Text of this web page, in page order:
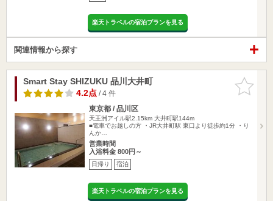
楽天トラベルの宿泊プランを見る
関連情報から探す
お気に入
りに追加
Smart Stay SHIZUKU 品川大井町
4.2点/ 4 件
東京都 / 品川区
天王洲アイル駅2.15km 大井町駅144m
■電車でお越しの方 ・JR大井町駅 東口より徒歩約1分 ・り
んか…
営業時間
入浴料金 800円～
日帰り 宿泊
楽天トラベルの宿泊プランを見る